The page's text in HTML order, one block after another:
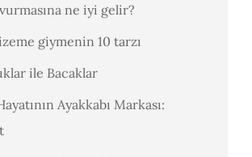
ne iyi gelir?
giymenin 10 tarzı
ile Bacaklar
Ayakkabı Markası: